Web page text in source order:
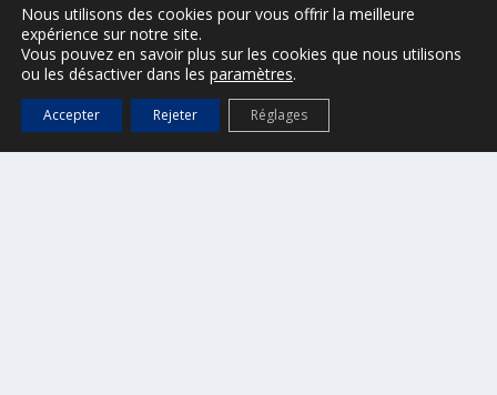
ESPACE VTC – réservé aux VTC
(Accès :DGS@ville-sainttropez.fr)
Tel. Police Municipale : 04 94 54 86 65
Nous utilisons des cookies pour vous offrir la meilleure
expérience sur notre site.
Vous pouvez en savoir plus sur les cookies que nous utilisons
ou les désactiver dans les paramètres.
Accepter Rejeter Réglages